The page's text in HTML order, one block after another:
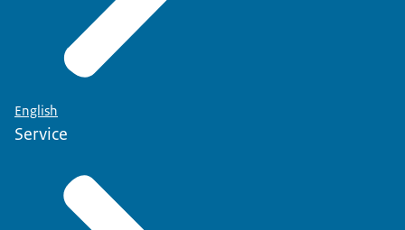
English
Service